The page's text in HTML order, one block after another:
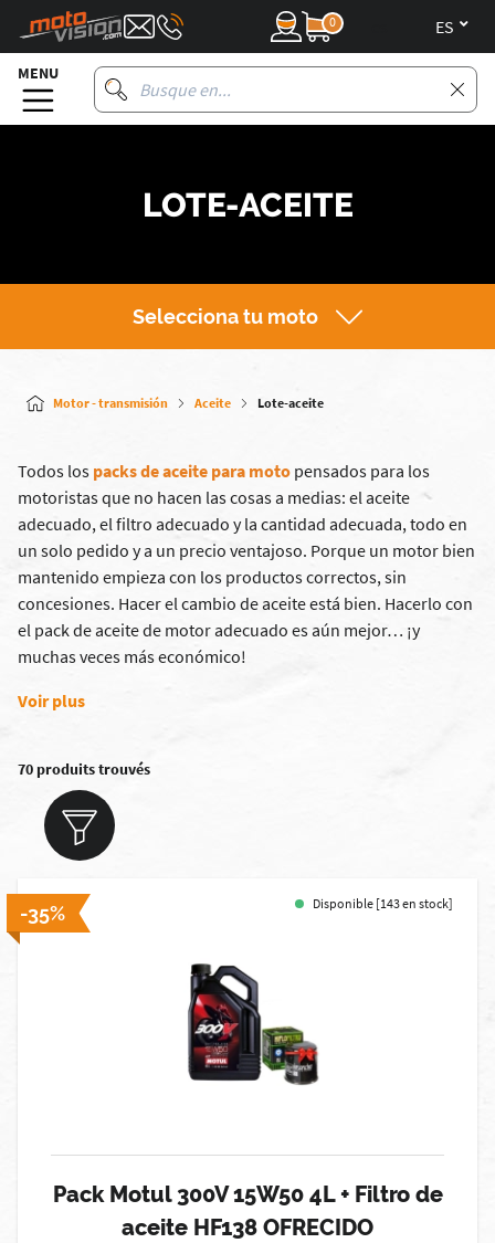
0
MENU
LOTE-ACEITE
Selecciona tu moto
Motor - transmisión Aceite Lote-aceite
Todos los packs de aceite para moto pensados para los
motoristas que no hacen las cosas a medias: el aceite
adecuado, el filtro adecuado y la cantidad adecuada, todo en
un solo pedido y a un precio ventajoso. Porque un motor bien
mantenido empieza con los productos correctos, sin
concesiones. Hacer el cambio de aceite está bien. Hacerlo con
el pack de aceite de motor adecuado es aún mejor… ¡y
muchas veces más económico!
Voir plus
70 produits trouvés
-35% Disponible [143 en stock]
Pack Motul 300V 15W50 4L + Filtro de
aceite HF138 OFRECIDO